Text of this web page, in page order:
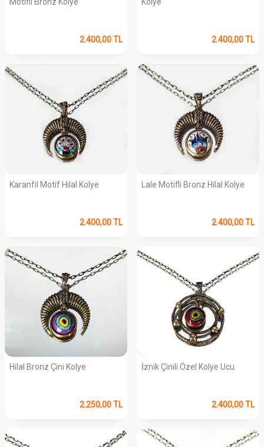
Motifli Bronz Kolye
2.400,00TL
Kolye
2.400,00TL
Karanfil Motif Hilal Kolye
2.400,00TL
Lale Motifli Bronz Hilal Kolye
2.400,00TL
Hilal Bronz Çini Kolye
2.250,00TL
İznik Çinili Özel Kolye Ucu
2.400,00TL